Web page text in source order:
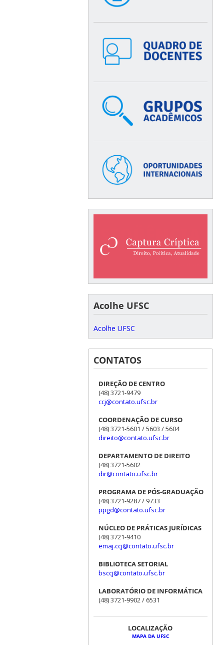
Acolhe UFSC
Acolhe UFSC
CONTATOS
DIREÇÃO DE CENTRO
(48) 3721-9479
ccj@contato.ufsc.br
COORDENAÇÃO DE CURSO
(48) 3721-5601 / 5603 / 5604
direito@contato.ufsc.br
DEPARTAMENTO DE DIREITO
(48) 3721-5602
dir@contato.ufsc.br
PROGRAMA DE PÓS-GRADUAÇÃO
(48) 3721-9287 / 9733
ppgd@contato.ufsc.br
NÚCLEO DE PRÁTICAS JURÍDICAS
(48) 3721-9410
emaj.ccj@contato.ufsc.br
BIBLIOTECA SETORIAL
bsccj@contato.ufsc.br
LABORATÓRIO DE INFORMÁTICA
(48) 3721-9902 / 6531
LOCALIZAÇÃO
MAPA DA UFSC